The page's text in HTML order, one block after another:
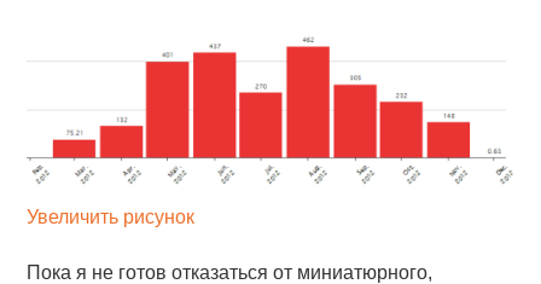
Увеличить рисунок
Пока я не готов отказаться от миниатюрного,